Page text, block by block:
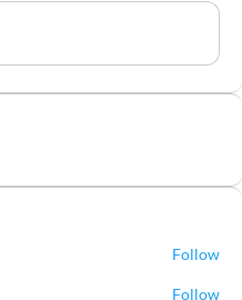
Follow
Follow